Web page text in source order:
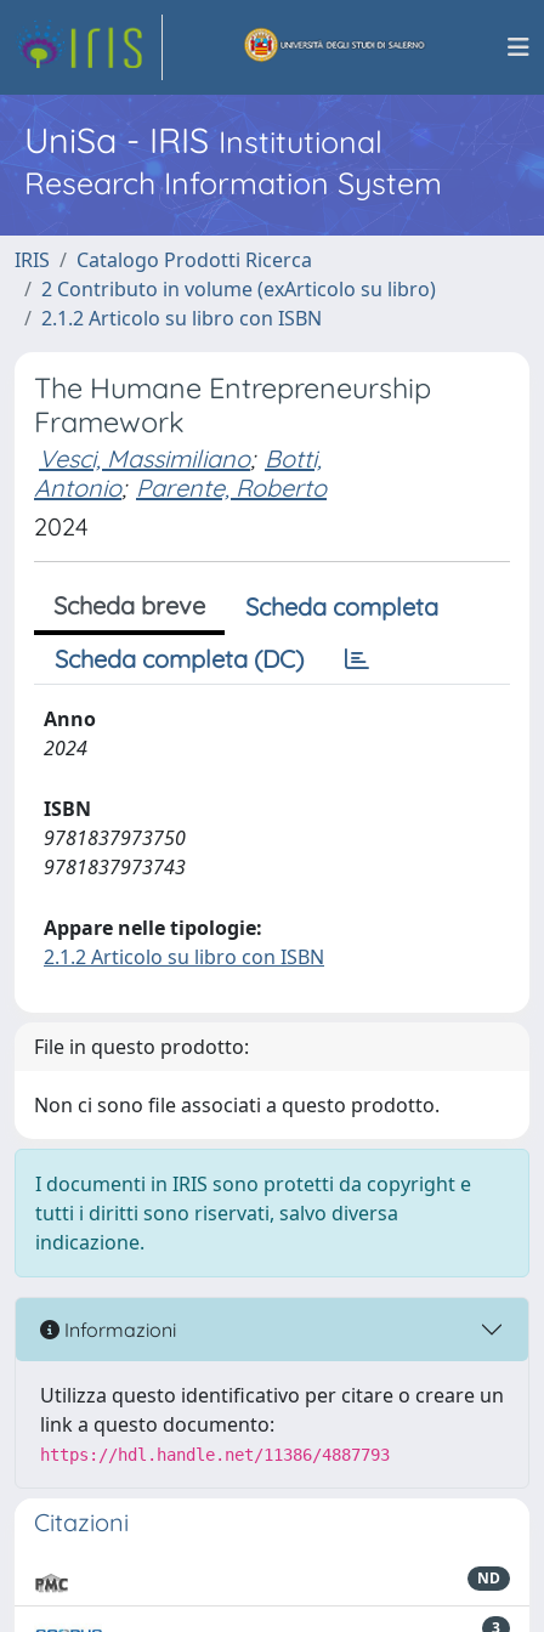
UniSa - IRISInstitutional
Research Information System
IRIS
Catalogo Prodotti Ricerca
2 Contributo in volume (exArticolo su libro)
2.1.2 Articolo su libro con ISBN
The Humane Entrepreneurship
Framework
Vesci, Massimiliano; Botti,
Antonio; Parente, Roberto
2024
Scheda breve
Scheda completa
Scheda completa (DC)
Anno
2024
ISBN
9781837973750
9781837973743
Appare nelle tipologie:
2.1.2 Articolo su libro con ISBN
File in questo prodotto:
Non ci sono file associati a questo prodotto.
I documenti in IRIS sono protetti da copyright e
tutti i diritti sono riservati, salvo diversa
indicazione.
Informazioni
Utilizza questo identificativo per citare o creare un
link a questo documento:
https://hdl.handle.net/11386/4887793
Citazioni
ND